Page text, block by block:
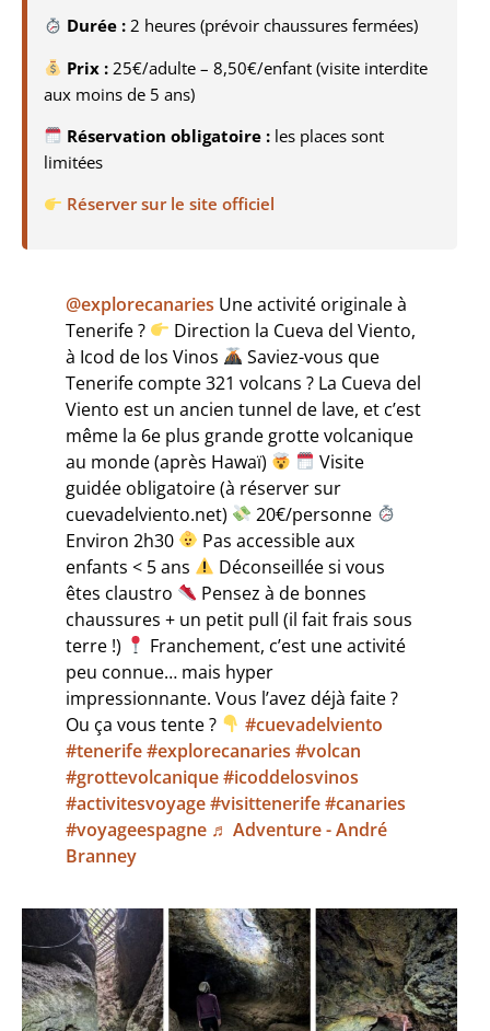
Durée : 2 heures (prévoir chaussures fermées)
Prix : 25€/adulte – 8,50€/enfant (visite interdite
aux moins de 5 ans)
Réservation obligatoire : les places sont
limitées
Réserver sur le site officiel
@explorecanaries Une activité originale à
Tenerife ?
Direction la Cueva del Viento,
à Icod de los Vinos
Saviez-vous que
Tenerife compte 321 volcans ? La Cueva del
Viento est un ancien tunnel de lave, et c’est
même la 6e plus grande grotte volcanique
au monde (après Hawaï)
Visite
guidée obligatoire (à réserver sur
cuevadelviento.net)
20€/personne
Environ 2h30
Pas accessible aux
enfants < 5 ans
Déconseillée si vous
êtes claustro
Pensez à de bonnes
chaussures + un petit pull (il fait frais sous
terre !)
Franchement, c’est une activité
peu connue… mais hyper
impressionnante. Vous l’avez déjà faite ?
Ou ça vous tente ?
#cuevadelviento
#tenerife#explorecanaries #volcan
#grottevolcanique#icoddelosvinos
#activitesvoyage#visittenerife#canaries
#voyageespagne ♬ Adventure - André
Branney